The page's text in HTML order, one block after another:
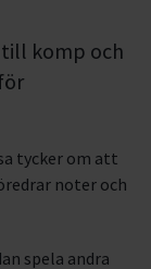
komp och
tycker om att
noter och
spela andra